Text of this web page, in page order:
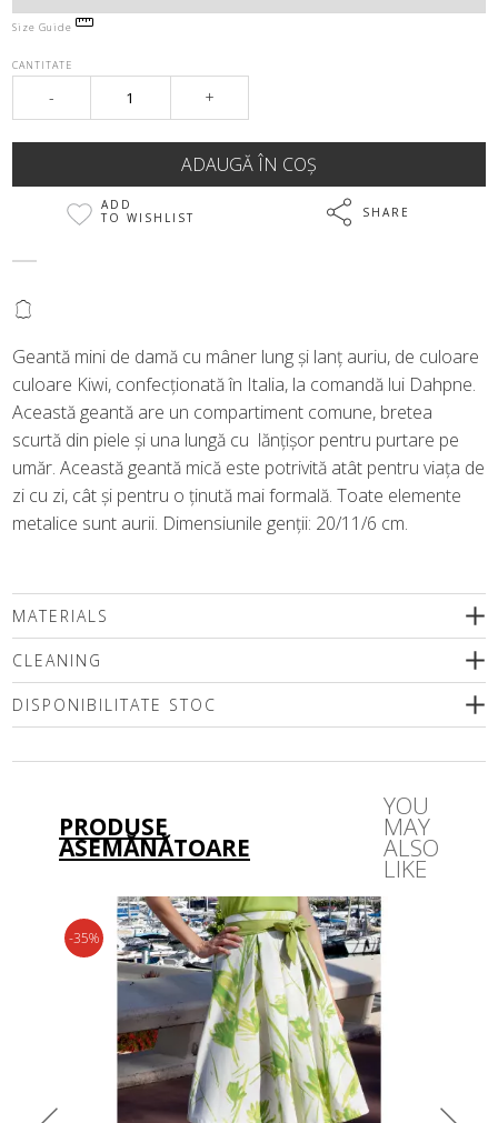
Size Guide
CANTITATE
- +
ADD
TO WISHLIST
SHARE
@
Geantă mini de damă cu mâner lung și lanț auriu, de culoare
culoare Kiwi, confecționată în Italia, la comandă lui Dahpne.
Această geantă are un compartiment comune, bretea
scurtă din piele și una lungă cu lănțișor pentru purtare pe
umăr. Această geantă mică este potrivită atât pentru viața de
zi cu zi, cât și pentru o ținută mai formală. Toate elemente
metalice sunt aurii. Dimensiunile genții: 20/11/6 cm.
MATERIALS
CLEANING
DISPONIBILITATE STOC
PRODUSE
ASEMĂNĂTOARE
YOU
MAY
ALSO
LIKE